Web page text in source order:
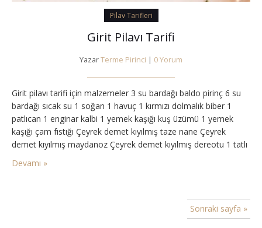
Pilav Tarifleri
Girit Pilavı Tarifi
YazarTerme Pirinci | 0 Yorum
Girit pilavı tarifi için malzemeler 3 su bardağı baldo pirinç 6 su
bardağı sıcak su 1 soğan 1 havuç 1 kırmızı dolmalık biber 1
patlıcan 1 enginar kalbi 1 yemek kaşığı kuş üzümü 1 yemek
kaşığı çam fıstığı Çeyrek demet kıyılmış taze nane Çeyrek
demet kıyılmış maydanoz Çeyrek demet kıyılmış dereotu 1 tatlı
Devamı »
Sonraki sayfa »